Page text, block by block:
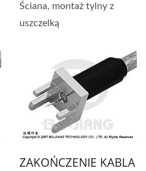
Ściana, montaż tylny z
uszczelką
ZAKOŃCZENIE KABLA